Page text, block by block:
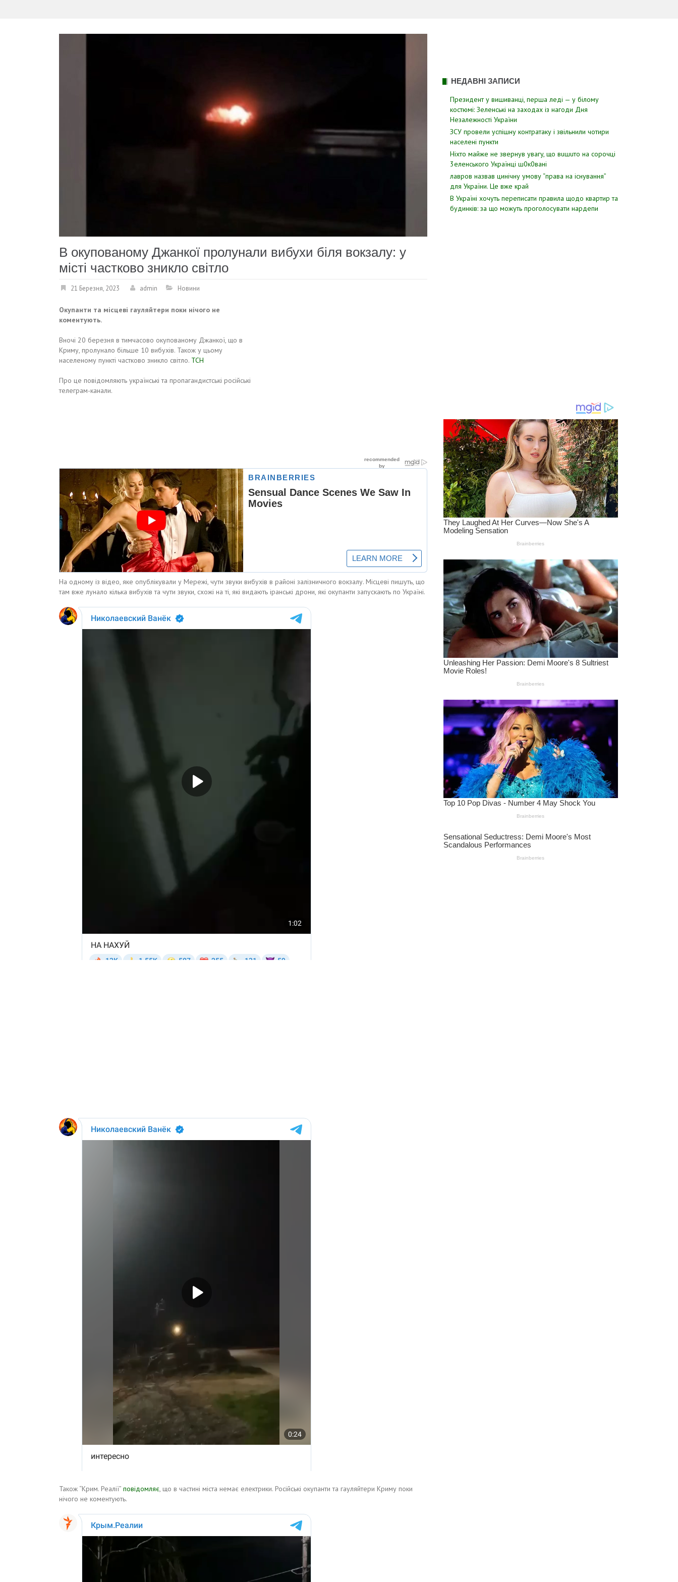
В окупованому Джанкої пролунали вибухи біля вокзалу: у
місті частково зникло світло
21 Березня, 2023 admin Новини
Окупанти та місцеві гауляйтери поки нічого не
коментують.
Вночі 20 березня в тимчасово окупованому Джанкої, що в
Криму, пролунало більше 10 вибухів. Також у цьому
населеному пункті частково зникло світло. ТСН
Про це повідомляють українські та пропагандистські російські
телеграм-канали.
На одному із відео, яке опублікували у Мережі, чути звуки вибухів в районі залізничного вокзалу. Місцеві пишуть, що
там вже лунало кілька вибухів та чути звуки, схожі на ті, які видають іранські дрони, які окупанти запускають по Україні.
Також “Крим. Реалії” повідомляє, що в частині міста немає електрики. Російські окупанти та гауляйтери Криму поки
нічого не коментують.
НЕДАВНІ ЗАПИСИ
Президент у вишиванці, перша леді — у білому
костюмі: Зеленські на заходах із нагоди Дня
Незалежності України
ЗСУ пpовели уcпішну контратаку і звiльнили чотири
наcелені пyнкти
Hixтo мaйжe нe звepнyв yвaгy, щo вuшuтo нa copoчцi
3eлeнcькoгo Укpaїнцi ш0к0вaнi
лавров нaзвав цинiчну умoву “пpава на іcнування”
для Укpаїни. Цe вже кpай
В Україні хочуть переписати правила щодо квартир та
будинків: за що можуть проголосувати нардепи